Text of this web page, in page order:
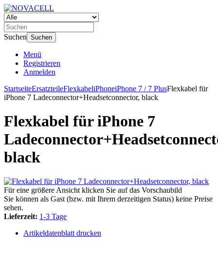
Suchen Suchen
Menü
Registrieren
Anmelden
StartseiteErsatzteileFlexkabeliPhoneiPhone 7 / 7 PlusFlexkabel für
iPhone 7 Ladeconnector+Headsetconnector, black
Flexkabel für iPhone 7
black
Für eine größere Ansicht klicken Sie auf das Vorschaubild
Sie können als Gast (bzw. mit Ihrem derzeitigen Status) keine Preise
sehen.
Lieferzeit: 1-3 Tage
Artikeldatenblatt drucken